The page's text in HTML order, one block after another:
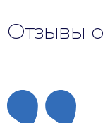
Отзывы